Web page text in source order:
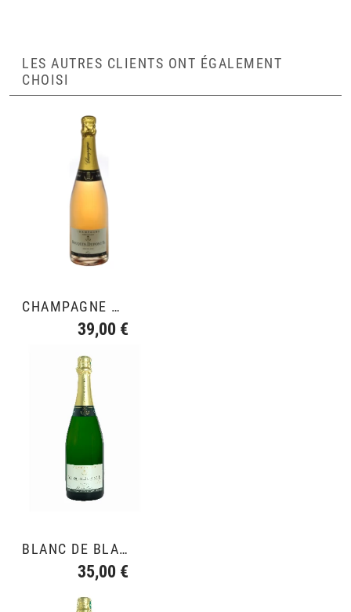
LES AUTRES CLIENTS ONT ÉGALEMENT
CHOISI
CHAMPAGNE ROSÉ
39,00 €
BLANC DE BLANCS GRAND CRU
35,00 €